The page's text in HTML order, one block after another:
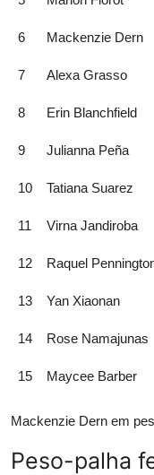
6 Mackenzie Dern
7 Alexa Grasso
8 Erin Blanchfield
9 Julianna Peña
10 Tatiana Suarez
11 Virna Jandiroba
12 Raquel
13 Yan Xiaonan
14 Rose Namajunas
15 Maycee Barber
Mackenzie Dern em
Peso-palha